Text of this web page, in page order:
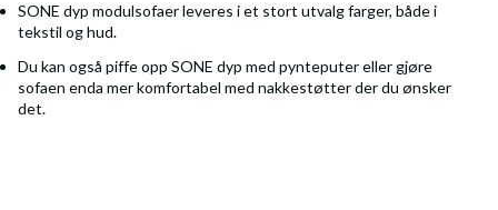
SONE dyp modulsofaer leveres i et stort utvalg farger, både i
tekstil og hud.
Du kan også piffe opp SONE dyp med pynteputer eller gjøre
sofaen enda mer komfortabel med nakkestøtter der du ønsker
det.